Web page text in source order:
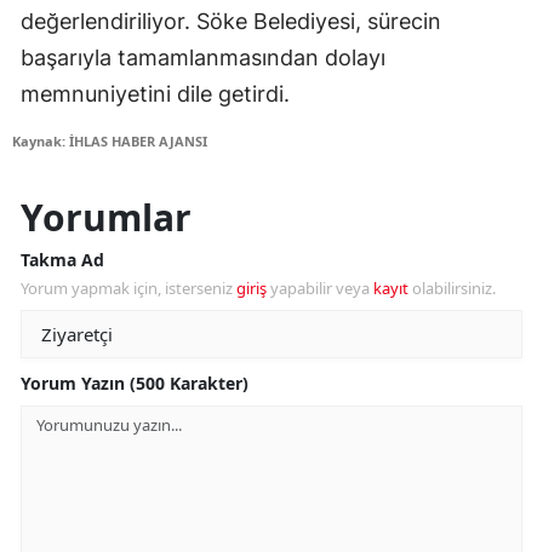
değerlendiriliyor. Söke Belediyesi, sürecin
başarıyla tamamlanmasından dolayı
memnuniyetini dile getirdi.
Kaynak: İHLAS HABER AJANSI
Yorumlar
Takma Ad
Yorum yapmak için, istersenizgirişyapabilir veya kayıt olabilirsiniz.
Yorum Yazın (500 Karakter)